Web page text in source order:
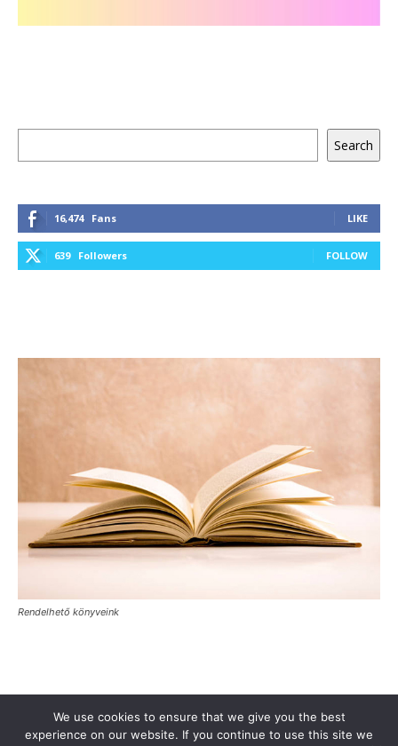
Search
16,474 Fans LIKE
639 Followers FOLLOW
Rendelhető könyveink
Támogasd a Türkinfót! Kiadványaink
Médiaajánlat
Impresszum
Adatkezelési Tájékoztató ÁSZF
Alapítvány
We use cookies to ensure that we give you the best
experience on our website. If you continue to use this site we